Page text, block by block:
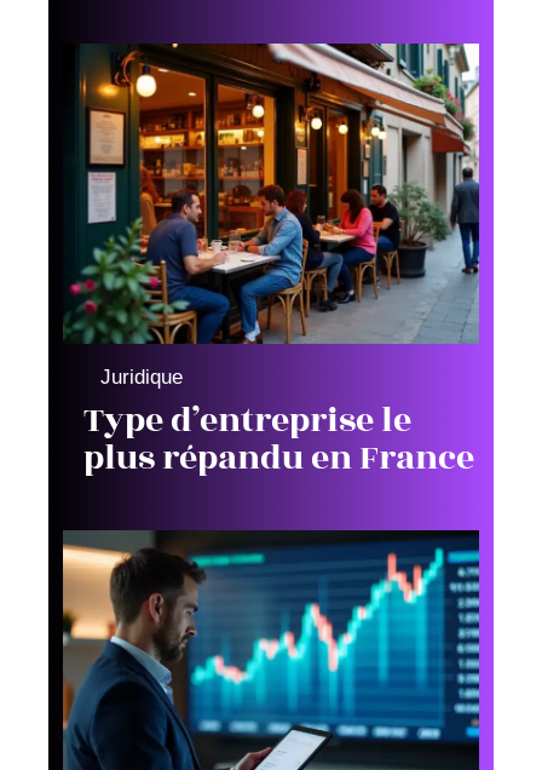
Juridique
Type d’entreprise le
plus répandu en France